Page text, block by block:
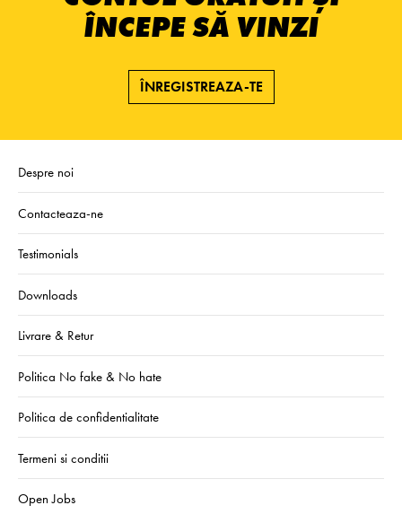
ÎNCEPE SĂ VINZI
ÎNREGISTREAZA-TE
Despre noi
Contacteaza-ne
Testimonials
Downloads
Livrare & Retur
Politica No fake & No hate
Politica de confidentialitate
Termeni si conditii
Open Jobs